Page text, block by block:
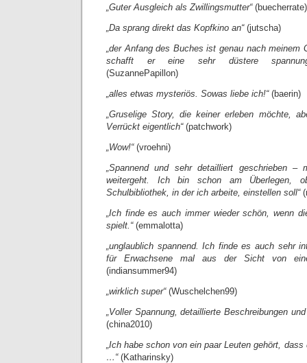
„Guter Ausgleich als Zwillingsmutter“(buecherrate)
„Da sprang direkt das Kopfkino an“(jutscha)
„der Anfang des Buches ist genau nach meinem
schafft er eine sehr düstere
(SuzannePapillon)
„alles etwas mysteriös. Sowas liebe ich!“(baerin)
„Gruselige Story, die keiner erleben möchte,
Verrückt eigentlich“(patchwork)
„Wow!“(vroehni)
„Spannend und sehr detailliert geschrieben
weitergeht. Ich bin schon am
Schulbibliothek, in der ich arbeite, einstellen soll“
„Ich finde es auch immer wieder schön, wenn
spielt.“(emmalotta)
„unglaublich spannend. Ich finde es auch sehr
für Erwachsene mal aus der Sicht von
(indiansummer94)
„wirklich super“(Wuschelchen99)
„Voller Spannung, detaillierte Beschreibungen
(china2010)
„Ich habe schon von ein paar Leuten gehört,
…“(Katharinsky)